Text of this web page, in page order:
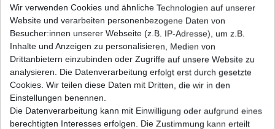
Ölfilter Hiflo HF204 HF 204 verschiedene
Variationen, Farbe: chrom
UVP 16,21 € 13,23 € *
inkl. ges. MwSt. Versandkosten
Ölfilter Hiflo HF204 HF 204 verschiedene
, Farbe: Racing
Wir verwenden Cookies und ähnliche Technologien auf unserer
Website und verarbeiten personenbezogene Daten von
Besucher:innen unserer Webseite (z.B. IP-Adresse), um z.B.
Inhalte und Anzeigen zu personalisieren, Medien von
Drittanbietern einzubinden oder Zugriffe auf unsere Website zu
analysieren. Die Datenverarbeitung erfolgt erst durch gesetzte
Cookies. Wir teilen diese Daten mit Dritten, die wir in den
Einstellungen benennen.
Die Datenverarbeitung kann mit Einwilligung oder aufgrund eines
berechtigten Interesses erfolgen. Die Zustimmung kann erteilt